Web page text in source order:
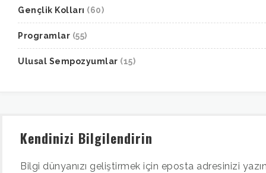
Gençlik Kolları (60)
Programlar (55)
Ulusal Sempozyumlar (15)
Kendinizi Bilgilendirin
Bilgi dünyanızı geliştirmek için eposta adresinizi